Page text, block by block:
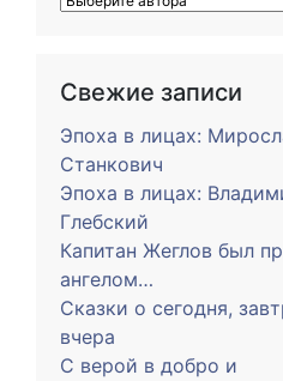
Свежие записи
Эпоха в лицах:
Станкович
Эпоха в лицах:
Глебский
Капитан Жеглов был
ангелом…
Сказки о сегодня,
вчера
С верой в добро и